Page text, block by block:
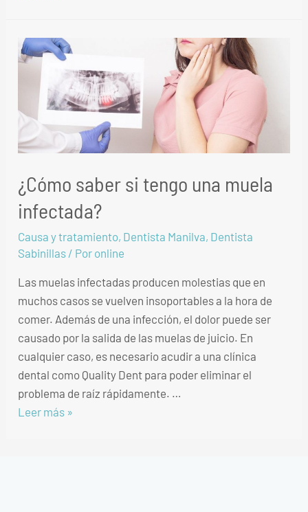
¿Cómo saber si tengo una muela
infectada?
Causa y tratamiento, Dentista Manilva, Dentista
Sabinillas / Por online
Las muelas infectadas producen molestias que en
muchos casos se vuelven insoportables a la hora de
comer. Además de una infección, el dolor puede ser
causado por la salida de las muelas de juicio. En
cualquier caso, es necesario acudir a una clínica
dental como Quality Dent para poder eliminar el
problema de raíz rápidamente. …
Leer más »